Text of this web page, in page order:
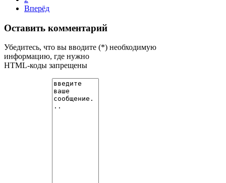
Вперёд
Оставить комментарий
Убедитесь, что вы вводите (*) необходимую
информацию, где нужно
HTML-коды запрещены